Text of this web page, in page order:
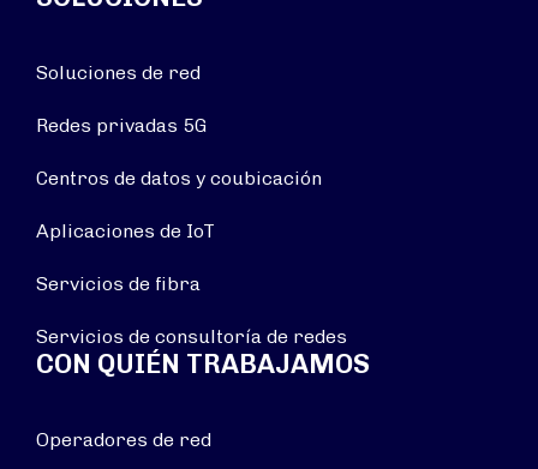
Soluciones de red
Redes privadas 5G
Centros de datos y coubicación
Aplicaciones de IoT
Servicios de fibra
Servicios de consultoría de redes
CON QUIÉN TRABAJAMOS
Operadores de red